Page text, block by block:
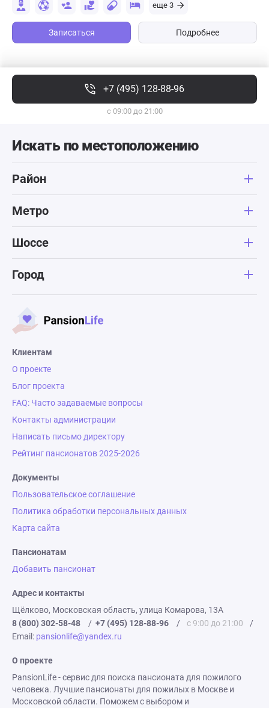
еще 3
Записаться Подробнее
+7 (495) 128-88-96
с 09:00 до 21:00
Искать по местоположению
Район
Метро
Шоссе
Город
Клиентам
О проекте
Блог проекта
FAQ: Часто задаваемые вопросы
Контакты администрации
Написать письмо директору
Рейтинг пансионатов 2025-2026
Документы
Пользовательское соглашение
Политика обработки персональных данных
Карта сайта
Пансионатам
Добавить пансионат
Адрес и контакты
Щёлково, Московская область, улица Комарова, 13А
8 (800) 302-58-48
/ +7 (495) 128-88-96 / с 9:00 до 21:00
/
Email: pansionlife@yandex.ru
О проекте
PansionLife - сервис для поиска пансионата для пожилого
человека. Лучшие пансионаты для пожилых в Москве и
Московской области. Поможем с выбором и